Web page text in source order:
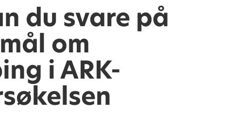
du svare på
om
i ARK-